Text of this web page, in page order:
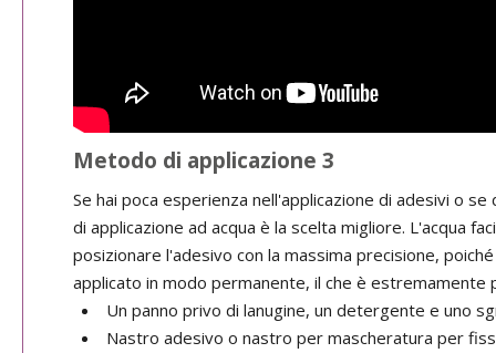
Metodo di applicazione 3
Se hai poca esperienza nell'applicazione di adesivi o
di applicazione ad acqua è la scelta migliore. L'acqua
posizionare l'adesivo con la massima precisione,
applicato in modo permanente, il che è estremamente
Un panno privo di lanugine, un detergente e uno
Nastro adesivo o nastro per mascheratura per